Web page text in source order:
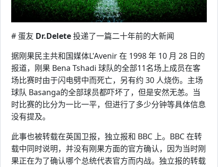
# 蛋友 Dr.Delete投递了一篇二十年前的大新闻
据刚果民主共和国媒体L'Avenir 在 1998 年 10 月 28 日的
报道，刚果 Bena Tshadi 球队的全部11名场上成员在客
场比赛时由于闪电劈中而死亡，另有约 30 人烧伤。主场
球队 Basanga的全部球员都吓坏了，但是安然无恙。当
时比赛的比分为一比一平，但进行了多少分钟等具体信息
没有提及。
此事也被转载在英国卫报，独立报和 BBC 上。BBC 在转
载中同时说明，并没有刚果方面的官方确认，因为当时刚
果正在为了确认哪个总统代表官方而内战。独立报的转载